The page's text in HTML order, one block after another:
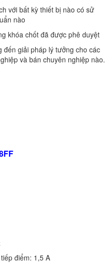
với bất kỳ thiết bị nào có sử
nào
khóa chốt đã được phê duyệt
đến giải pháp lý tưởng cho các
và bán chuyên nghiệp nào.
điểm: 1,5 A